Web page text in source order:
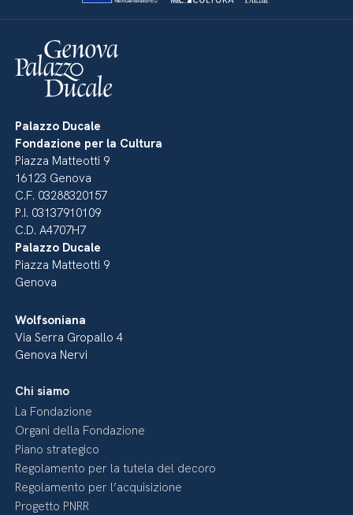
Palazzo Ducale
Fondazione per la Cultura
Piazza Matteotti 9
16123 Genova
C.F. 03288320157
P.I. 03137910109
C.D. A4707H7
Palazzo Ducale
Piazza Matteotti 9
Genova
Wolfsoniana
Via Serra Gropallo 4
Genova Nervi
Chi siamo
La Fondazione
Organi della Fondazione
Piano strategico
Regolamento per la tutela del decoro
Regolamento per l’acquisizione
Progetto PNRR